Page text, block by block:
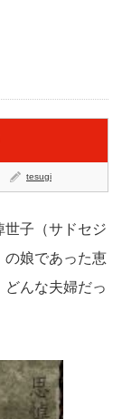
tesugi
世子（サドセジ
の娘であった恵
んな夫婦だっ